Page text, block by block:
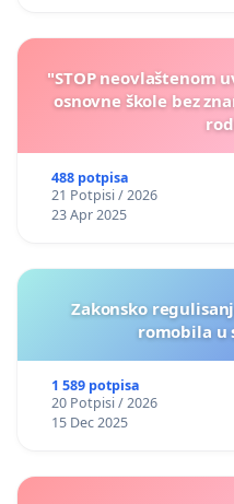
"STOP neovlaštenom
osnovne škole bez
488 potpisa
21 Potpisi / 2026
23 Apr 2025
Zakonsko
romobila u
1 589 potpisa
20 Potpisi / 2026
15 Dec 2025